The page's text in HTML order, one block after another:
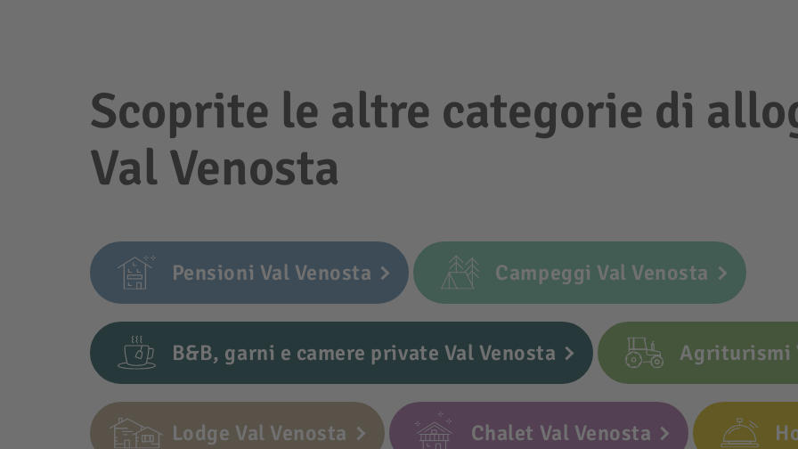
Scoprite le altre categorie di
Val Venosta
Pensioni Val Venosta Campeggi Val Venosta
B&B, garni e camere private Val Venosta Agriturismi
Lodge Val Venosta Chalet Val Venosta